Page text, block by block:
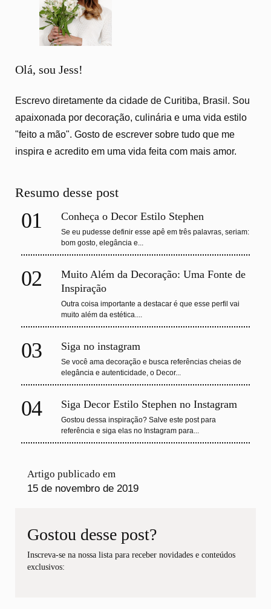
Olá, sou Jess!
Escrevo diretamente da cidade de Curitiba, Brasil. Sou
apaixonada por decoração, culinária e uma vida estilo
"feito a mão". Gosto de escrever sobre tudo que me
inspira e acredito em uma vida feita com mais amor.
Resumo desse post
01 Conheça o Decor Estilo Stephen
Se eu pudesse definir esse apê em três palavras, seriam:
bom gosto, elegância e...
02
Muito Além da Decoração: Uma Fonte de
Inspiração
Outra coisa importante a destacar é que esse perfil vai
muito além da estética....
03 Siga no instagram
Se você ama decoração e busca referências cheias de
elegância e autenticidade, o Decor...
04 Siga Decor Estilo Stephen no Instagram
Gostou dessa inspiração? Salve este post para
referência e siga elas no Instagram para...
Artigo publicado em
15 de novembro de 2019
Gostou desse post?
Inscreva-se na nossa lista para receber novidades e conteúdos
exclusivos: